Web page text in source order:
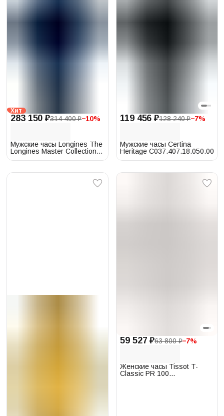
Хит
283 150 ₽314 400 ₽−10%
Мужские часы Longines The
Longines Master Collection
119 456 ₽128 240 ₽−7%
Мужские часы Certina
Heritage C037.407.18.050.00
59 527 ₽63 800 ₽−7%
Женские часы Tissot T-
Classic PR 100